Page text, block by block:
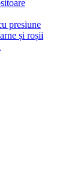
presiune
și roșii